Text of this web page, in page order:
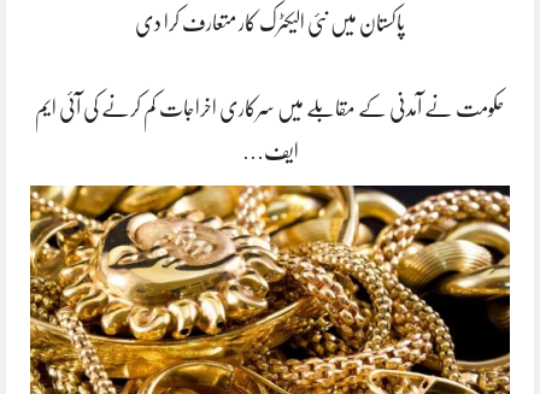
پاکستان میں نئی الیکٹرک کار متعارف کرا دی
حکومت نے آمدنی کے مقابلے میں سرکاری اخراجات کم کرنے کی آئی ایم
ایف…